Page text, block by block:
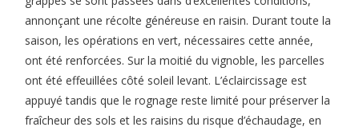
annonçant une récolte généreuse en raisin. Durant toute la
saison, les opérations en vert, nécessaires cette année,
ont été renforcées. Sur la moitié du vignoble, les parcelles
ont été effeuillées côté soleil levant. L’éclaircissage est
appuyé tandis que le rognage reste limité pour préserver la
fraîcheur des sols et les raisins du risque d’échaudage, en